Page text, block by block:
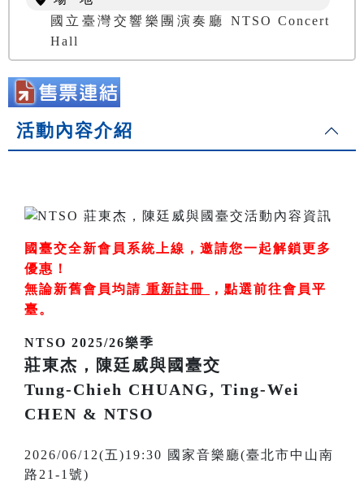
國立臺灣交響樂團演奏廳 NTSO Concert
Hall
活動內容介紹
國臺交全新會員系統上線，邀請您一起解鎖更多
優惠！
無論新舊會員均請 重新註冊 ， 點選前往會員平
臺。
NTSO 2025/26樂季
莊東杰，陳廷威與國臺交
Tung-Chieh CHUANG, Ting-Wei
CHEN & NTSO
2026/06/12(五)19:30 國家音樂廳(臺北市中山南
路21-1號)